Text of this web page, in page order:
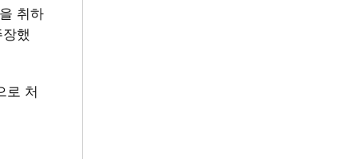
취하
했
로 처